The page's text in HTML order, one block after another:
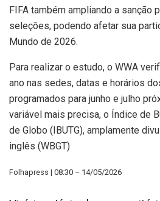
FIFA também ampliando a sanção
seleções, podendo afetar sua
Mundo de 2026.
Para realizar o estudo, o WWA
ano nas sedes, datas e horários
programados para junho e julho
variável mais precisa, o Índice de
de Globo (IBUTG), amplamente
inglês (WBGT)
Folhapress | 08:30 – 14/05/2026